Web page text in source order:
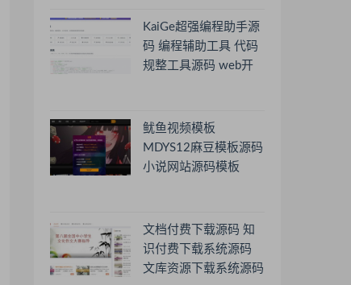
KaiGe超强编程助手源
码 编程辅助工具 代码
规整工具源码 web开
鱿鱼视频模板
MDYS12麻豆模板源码
小说网站源码模板
文档付费下载源码 知
识付费下载系统源码
文库资源下载系统源码